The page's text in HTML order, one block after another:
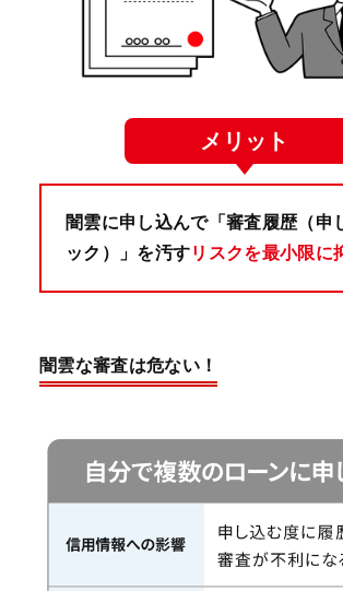
メリット
闇雲に申し込んで「審査履歴（申
ック）」を汚すリスクを最小限に
闇雲な審査は危ない！